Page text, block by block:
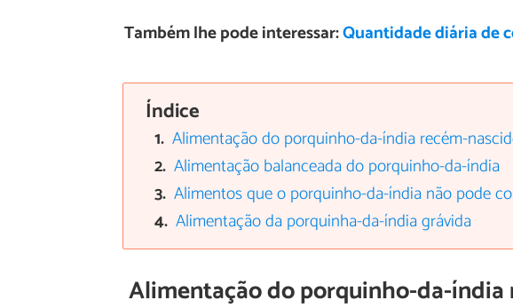
Também lhe pode interessar:Quantidade diária de
Índice
Alimentação do porquinho-da-índia recém-
Alimentação balanceada do porquinho-da-índia
Alimentos que o porquinho-da-índia não pode
Alimentação da porquinha-da-índia grávida
Alimentação do porquinho-da-índia